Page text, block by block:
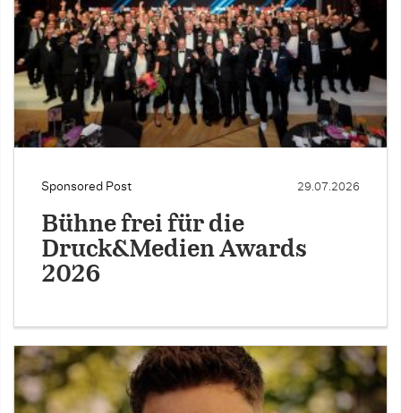
Sponsored Post 29.07.2026
Bühne frei für die
Druck&Medien Awards
2026